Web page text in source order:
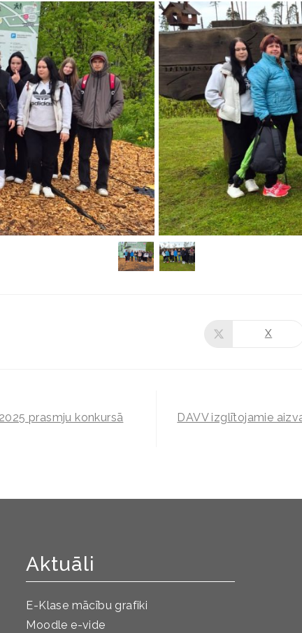
X
prasmju konkursā
DAVV izglītojamie
Aktuāli
E-Klase mācību grafiki
Moodle e-vide